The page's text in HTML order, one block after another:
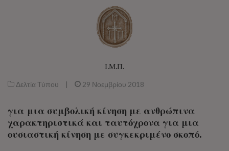
Ι.Μ.Π.
Δελτία Τύπου | 29 Νοεμβρίου 2018
για μια συμβολική κίνηση με ανθρώπινα
χαρακτηριστικά και ταυτόχρονα για μια
ουσιαστική κίνηση με συγκεκριμένο σκοπό.